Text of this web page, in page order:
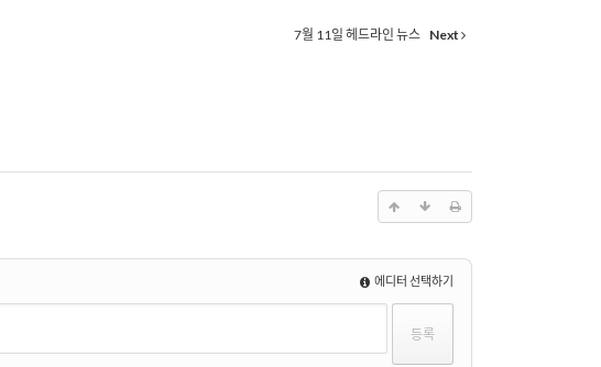
7월 11일 헤드라인 뉴스 Next
에디터 선택하기